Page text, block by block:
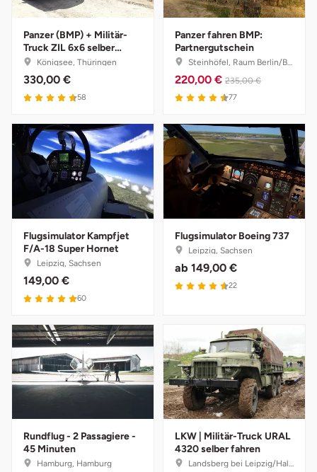
Panzer (BMP) + Militär-
Truck ZIL 6x6 selber
fahrenKönigsee, Thüringen
330,00 €
4.7 von 5
58
Panzer fahren BMP:
Partnergutschein
Steinhöfel, Raum Berlin/Brandenburg
220,00 € 235,00 €
4.5 von 5
77
Flugsimulator Kampfjet
F/A-18 Super Hornet
Leipzig, Sachsen
149,00 €
4.9 von 5
60
Flugsimulator Boeing 737
Leipzig, Sachsen
ab 149,00 €
4.6 von 5
22
Rundflug - 2 Passagiere -
45 Minuten
Hamburg, Hamburg
LKW | Militär-Truck URAL
4320 selber fahren
Landsberg bei Leipzig/Halle, Sachsen-Anhalt
Pinneberg
Pirna
Plön
Potsdam
Potsdam-Mittelmark
Regensburg
Rendsburg Eckernförde
Rodgau
Rostock
Rottweil
Rügen